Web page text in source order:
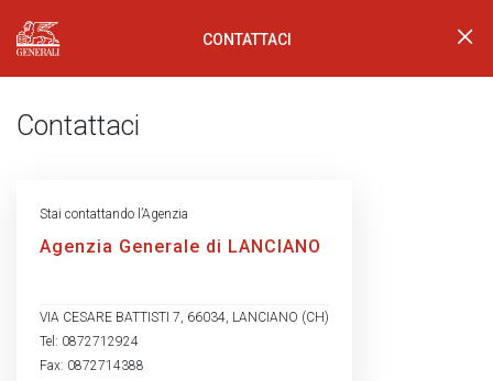
Generali Logo CONTATTACI
Contattaci
Stai contattando l’Agenzia
Agenzia Generale di LANCIANO
VIA CESARE BATTISTI 7, 66034, LANCIANO (CH)
Tel: 0872712924
Fax: 0872714388